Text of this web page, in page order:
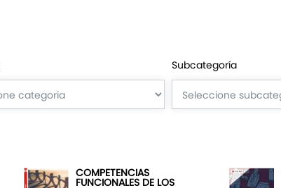
Subcategoría
COMPETENCIAS
FUNCIONALES DE LOS